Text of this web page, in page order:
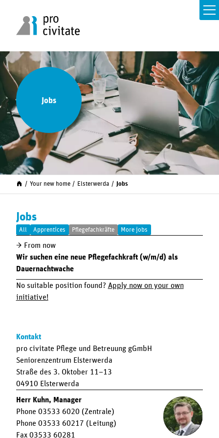
Jobs
Your new home Elsterwerda Jobs
Jobs
All Apprentices Pflegefachkräfte More jobs
From now
Wir suchen eine neue Pflegefachkraft (w/m/d) als
Dauernachtwache
No suitable position found? Apply now on your own
initiative!
Kontakt
pro civitate Pflege und Betreuung gGmbH
Seniorenzentrum Elsterwerda
Straße des 3. Oktober 11–13
04910 Elsterwerda
Herr Kuhn, Manager
Phone 03533 6020 (Zentrale)
Phone 03533 60217 (Leitung)
Fax 03533 60281